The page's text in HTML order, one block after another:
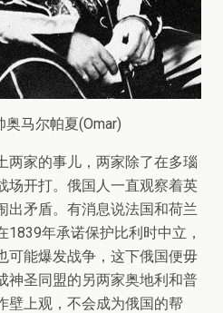
马尔帕夏(Omar)
两家的事儿，两家除了在多瑙
场开打。俄国人一直观察着英
出矛盾。有消息说法国和荷兰
年承诺保护比利时中立，
可能爆发战争，这下俄国便毋
神圣同盟的另两家奥地利和普
壁上观，不会成为俄国的帮